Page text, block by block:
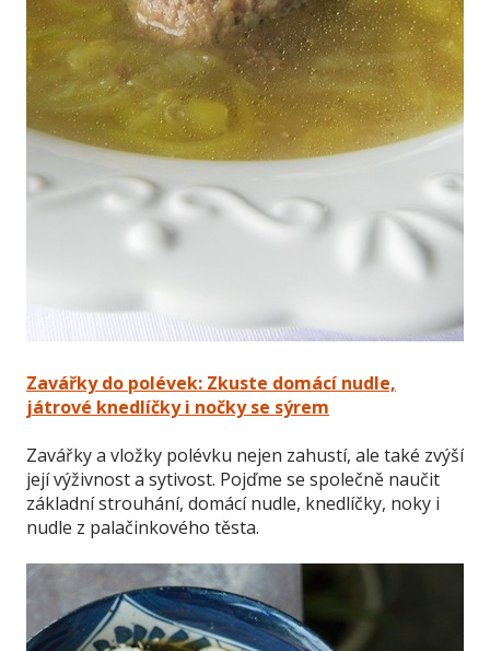
Zavářky do polévek: Zkuste domácí nudle,
játrové knedlíčky i nočky se sýrem
Zavářky a vložky polévku nejen zahustí, ale také zvýší
její výživnost a sytivost. Pojďme se společně naučit
základní strouhání, domácí nudle, knedlíčky, noky i
nudle z palačinkového těsta.